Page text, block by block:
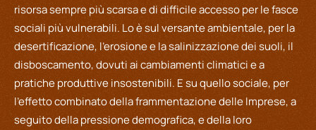
risorsa sempre più scarsa e di difficile accesso per le fasce
sociali più vulnerabili. Lo è sul versante ambientale, per la
desertificazione, l’erosione e la salinizzazione dei suoli, il
disboscamento, dovuti ai cambiamenti climatici e a
pratiche produttive insostenibili. E su quello sociale, per
l’effetto combinato della frammentazione delle Imprese, a
seguito della pressione demografica, e della loro